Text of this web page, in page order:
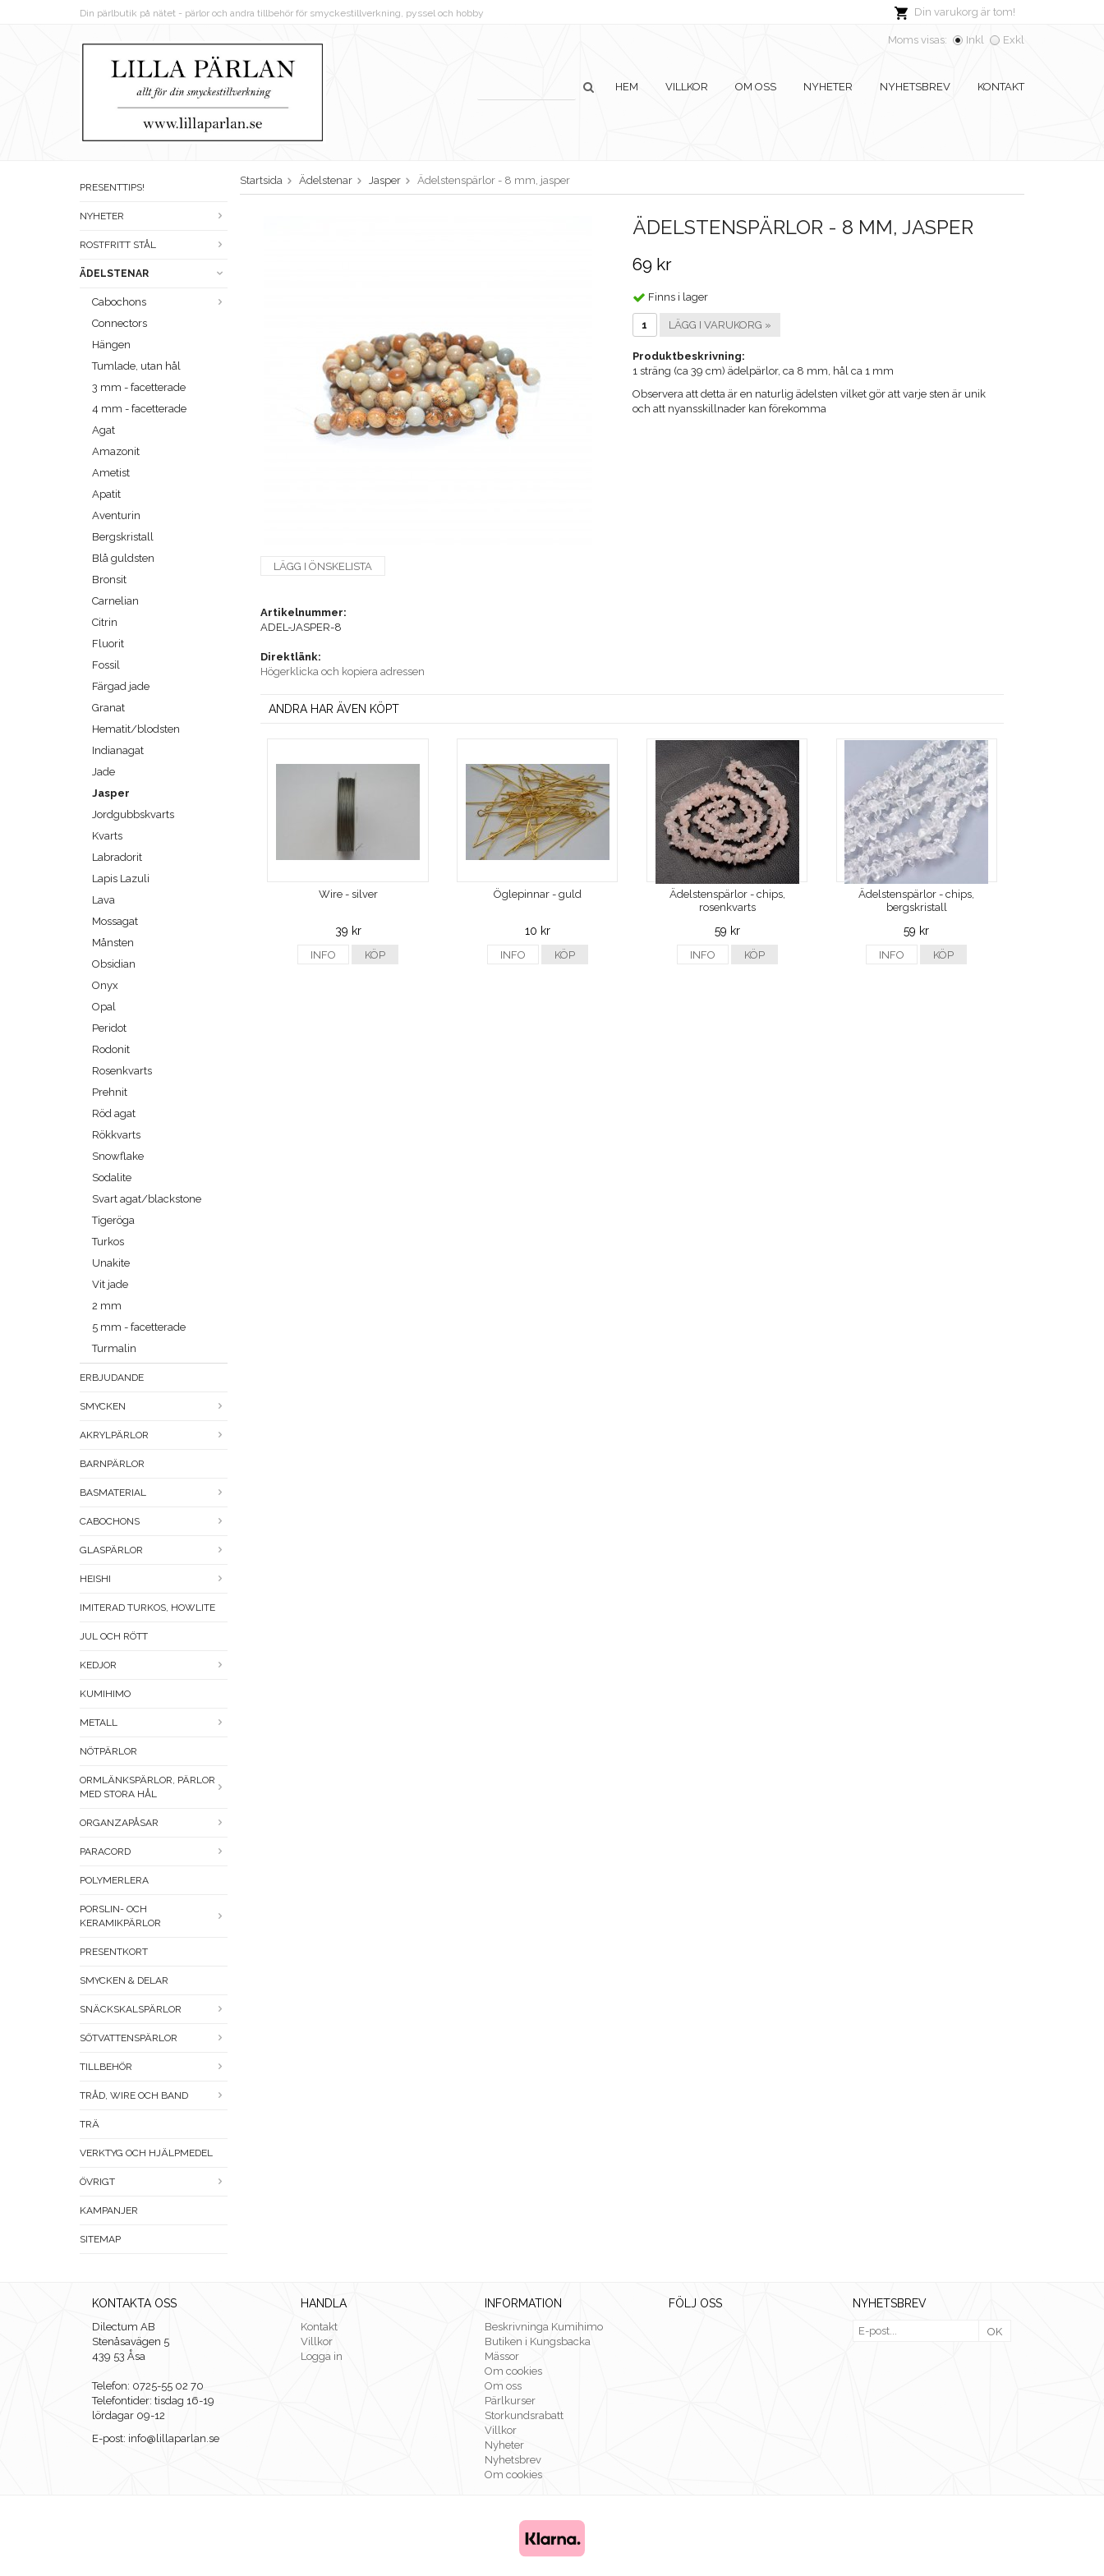
Din varukorg är tom!
Din pärlbutik på nätet - pärlor och andra tillbehör för smyckestillverkning, pyssel och hobby
Moms visas: Inkl Exkl
HEM VILLKOR OM OSS NYHETER NYHETSBREV KONTAKT
PRESENTTIPS!
NYHETER
ROSTFRITT STÅL
ÄDELSTENAR
Cabochons
Connectors
Hängen
Tumlade, utan hål
3 mm - facetterade
4 mm - facetterade
Agat
Amazonit
Ametist
Apatit
Aventurin
Bergskristall
Blå guldsten
Bronsit
Carnelian
Citrin
Fluorit
Fossil
Färgad jade
Granat
Hematit/blodsten
Indianagat
Jade
Jasper
Jordgubbskvarts
Kvarts
Labradorit
Lapis Lazuli
Lava
Mossagat
Månsten
Obsidian
Onyx
Opal
Peridot
Rodonit
Rosenkvarts
Prehnit
Röd agat
Rökkvarts
Snowflake
Sodalite
Svart agat/blackstone
Tigeröga
Turkos
Unakite
Vit jade
2 mm
5 mm - facetterade
Turmalin
ERBJUDANDE
SMYCKEN
AKRYLPÄRLOR
BARNPÄRLOR
BASMATERIAL
CABOCHONS
GLASPÄRLOR
HEISHI
IMITERAD TURKOS, HOWLITE
JUL OCH RÖTT
KEDJOR
KUMIHIMO
METALL
NÖTPÄRLOR
ORMLÄNKSPÄRLOR, PÄRLOR
MED STORA HÅL
ORGANZAPÅSAR
PARACORD
POLYMERLERA
PORSLIN- OCH
KERAMIKPÄRLOR
PRESENTKORT
SMYCKEN & DELAR
SNÄCKSKALSPÄRLOR
SÖTVATTENSPÄRLOR
TILLBEHÖR
TRÅD, WIRE OCH BAND
TRÄ
VERKTYG OCH HJÄLPMEDEL
ÖVRIGT
KAMPANJER
SITEMAP
Startsida Ädelstenar Jasper Ädelstenspärlor - 8 mm, jasper
ÄDELSTENSPÄRLOR - 8 MM, JASPER
69 kr
Finns i lager
LÄGG I VARUKORG »
Produktbeskrivning:
1 sträng (ca 39 cm) ädelpärlor, ca 8 mm, hål ca 1 mm
​Observera att detta är en naturlig ädelsten vilket gör att varje sten är unik
och att nyansskillnader kan förekomma
LÄGG I ÖNSKELISTA
Artikelnummer:
ADEL-JASPER-8
Direktlänk:
Högerklicka och kopiera adressen
ANDRA HAR ÄVEN KÖPT
Wire - silver
39 kr
INFO KÖP
Öglepinnar - guld
10 kr
INFO KÖP
Ädelstenspärlor - chips,
rosenkvarts
59 kr
INFO KÖP
Ädelstenspärlor - chips,
bergskristall
59 kr
INFO KÖP
KONTAKTA OSS
Dilectum AB
Stenåsavägen 5
439 53 Åsa
Telefon: 0725-55 02 70
Telefontider: tisdag 16-19
lördagar 09-12
E-post: info@lillaparlan.se
HANDLA
Kontakt
Villkor
Logga in
INFORMATION
Beskrivninga Kumihimo
Butiken i Kungsbacka
Mässor
Om cookies
Om oss
Pärlkurser
Storkundsrabatt
Villkor
Nyheter
Nyhetsbrev
Om cookies
FÖLJ OSS NYHETSBREV
OK